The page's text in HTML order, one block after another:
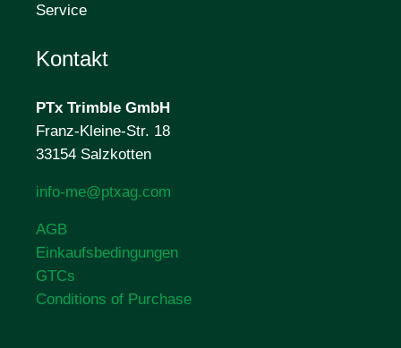
Service
Kontakt
PTx Trimble GmbH
Franz-Kleine-Str. 18
33154 Salzkotten
info-me@ptxag.com
AGB
Einkaufsbedingungen
GTCs
Conditions of Purchase